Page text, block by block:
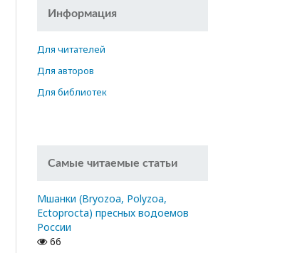
Информация
Для читателей
Для авторов
Для библиотек
Самые читаемые статьи
Мшанки (Bryozoa, Polyzoa,
Ectoprocta) пресных водоемов
России
66